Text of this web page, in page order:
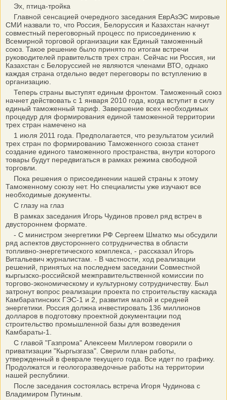
Эх, птица-тройка
Главной сенсацией очередного заседания ЕврАзЭС мировые
СМИ назвали то, что Россия, Белоруссия и Казахстан начнут
совместный переговорный процесс по присоединению к
Всемирной торговой организации как Единый таможенный
союз. Такое решение было принято по итогам встречи
руководителей правительств трех стран. Сейчас ни Россия, ни
Казахстан с Белоруссией не являются членами ВТО, однако
каждая страна отдельно ведет переговоры по вступлению в
организацию.
Теперь страны выступят единым фронтом. Таможенный союз
начнет действовать с 1 января 2010 года, когда вступит в силу
единый таможенный тариф. Завершение всех необходимых
процедур для формирования единой таможенной территории
трех стран намечено на
1 июля 2011 года. Предполагается, что результатом усилий
трех стран по формированию Таможенного союза станет
создание единого таможенного пространства, внутри которого
товары будут передвигаться в рамках режима свободной
торговли.
Пока решения о присоединении нашей страны к этому
Таможенному союзу нет. Но специалисты уже изучают все
необходимые документы.
С глазу на глаз
В рамках заседания Игорь Чудинов провел ряд встреч в
двустороннем формате.
- С министром энергетики РФ Сергеем Шматко мы обсудили
ряд аспектов двустороннего сотрудничества в области
топливно-энергетического комплекса, - рассказал Игорь
Витальевич журналистам. - В частности, ход реализации
решений, принятых на последнем заседании Совместной
кыргызско-российской межправительственной комиссии по
торгово-экономическому и культурному сотрудничеству. Был
затронут вопрос реализации проекта по строительству каскада
Камбаратинских ГЭС-1 и 2, развития малой и средней
энергетики. Россия должна инвестировать 136 миллионов
долларов в подготовку проектной документации под
строительство промышленной базы для возведения
Камбараты-1.
С главой "Газпрома" Алексеем Миллером говорили о
приватизации "Кыргызгаза". Сверили план работы,
утвержденный в феврале текущего года. Все идет по графику.
Продолжатся и геологоразведочные работы на территории
нашей республики.
После заседания состоялась встреча Игоря Чудинова с
Владимиром Путиным.